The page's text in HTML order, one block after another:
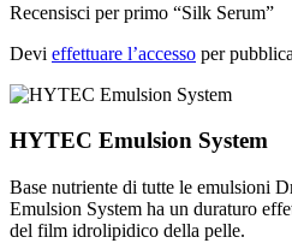
Recensisci per primo “Silk Serum”
Devi effettuare l’accesso per
HYTEC Emulsion System
Base nutriente di tutte le emulsioni
Emulsion System ha un duraturo
del film idrolipidico della pelle.